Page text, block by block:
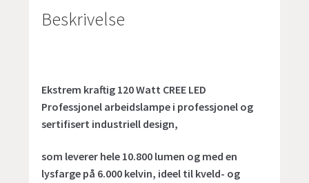
Beskrivelse
Ekstrem kraftig 120 Watt CREE LED
Professjonel arbeidslampe i professjonel og
sertifisert industriell design,
som leverer hele 10.800 lumen og med en
lysfarge på 6.000 kelvin, ideel til kveld- og